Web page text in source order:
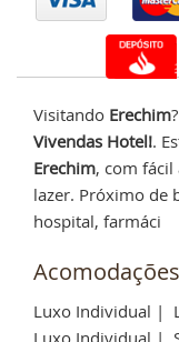
Visitando Erechim
Vivendas Hotel!.
Erechim, com fácil
lazer. Próximo de
hospital, farmáci
Acomodações
Luxo Individual |
Luxo Individual |